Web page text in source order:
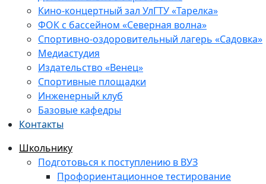
Кино-концертный зал УлГТУ «Тарелка»
ФОК с бассейном «Северная волна»
Спортивно-оздоровительный лагерь «Садовка»
Медиастудия
Издательство «Венец»
Спортивные площадки
Инженерный клуб
Базовые кафедры
Контакты
Школьнику
Подготовься к поступлению в ВУЗ
Профориентационное тестирование